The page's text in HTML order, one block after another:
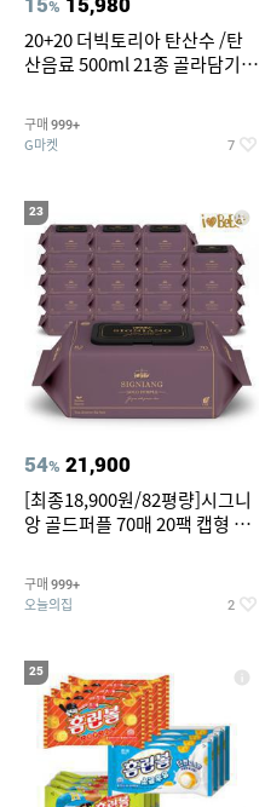
%
20+20 더빅토리아 탄산수 /탄
산음료 500ml 21종 골라담기
구매 999+
G마켓 7
23
54% 21,900
[최종18,900원/82평량]시그니
앙 골드퍼플 70매 20팩 캡형 아
구매 999+
오늘의집 2
25